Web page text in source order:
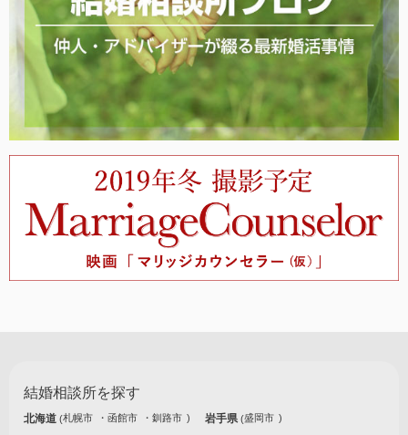
結婚相談所を探す
北海道 札幌市 函館市 釧路市 岩手県 盛岡市